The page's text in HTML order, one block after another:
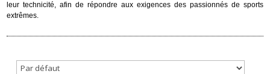
leur technicité, afin de répondre aux exigences des passionnés de sports
extrêmes.
Sort Products